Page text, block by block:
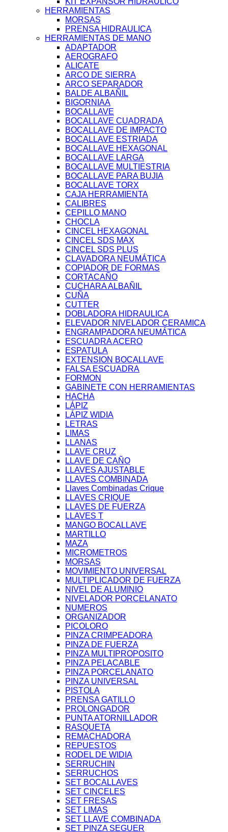
HERRAMIENTAS
MORSAS
PRENSA HIDRAULICA
HERRAMIENTAS DE MANO
ADAPTADOR
AEROGRAFO
ALICATE
ARCO DE SIERRA
ARCO SEPARADOR
BALDE ALBAÑIL
BIGORNIAA
BOCALLAVE
BOCALLAVE CUADRADA
BOCALLAVE DE IMPACTO
BOCALLAVE ESTRIADA
BOCALLAVE HEXAGONAL
BOCALLAVE LARGA
BOCALLAVE MULTIESTRIA
BOCALLAVE PARA BUJIA
BOCALLAVE TORX
CAJA HERRAMIENTA
CALIBRES
CEPILLO MANO
CHOCLA
CINCEL HEXAGONAL
CINCEL SDS MAX
CINCEL SDS PLUS
CLAVADORA NEUMÁTICA
COPIADOR DE FORMAS
CORTACAÑO
CUCHARA ALBAÑIL
CUÑA
CUTTER
DOBLADORA HIDRAULICA
ELEVADOR NIVELADOR CERAMICA
ENGRAMPADORA NEUMÁTICA
ESCUADRA ACERO
ESPATULA
EXTENSION BOCALLAVE
FALSA ESCUADRA
FORMON
GABINETE CON HERRAMIENTAS
HACHA
LÁPIZ
LÁPIZ WIDIA
LETRAS
LIMAS
LLANAS
LLAVE CRUZ
LLAVE DE CAÑO
LLAVES AJUSTABLE
LLAVES COMBINADA
Llaves Combinadas Crique
LLAVES CRIQUE
LLAVES DE FUERZA
LLAVES T
MANGO BOCALLAVE
MARTILLO
MAZA
MICROMETROS
MORSAS
MOVIMIENTO UNIVERSAL
MULTIPLICADOR DE FUERZA
NIVEL DE ALUMINIO
NIVELADOR PORCELANATO
NUMEROS
ORGANIZADOR
PICOLORO
PINZA CRIMPEADORA
PINZA DE FUERZA
PINZA MULTIPROPOSITO
PINZA PELACABLE
PINZA PORCELANATO
PINZA UNIVERSAL
PISTOLA
PRENSA GATILLO
PROLONGADOR
PUNTA ATORNILLADOR
RASQUETA
REMACHADORA
REPUESTOS
RODEL DE WIDIA
SERRUCHIN
SERRUCHOS
SET BOCALLAVES
SET CINCELES
SET FRESAS
SET LIMAS
SET LLAVE COMBINADA
SET PINZA SEGUER